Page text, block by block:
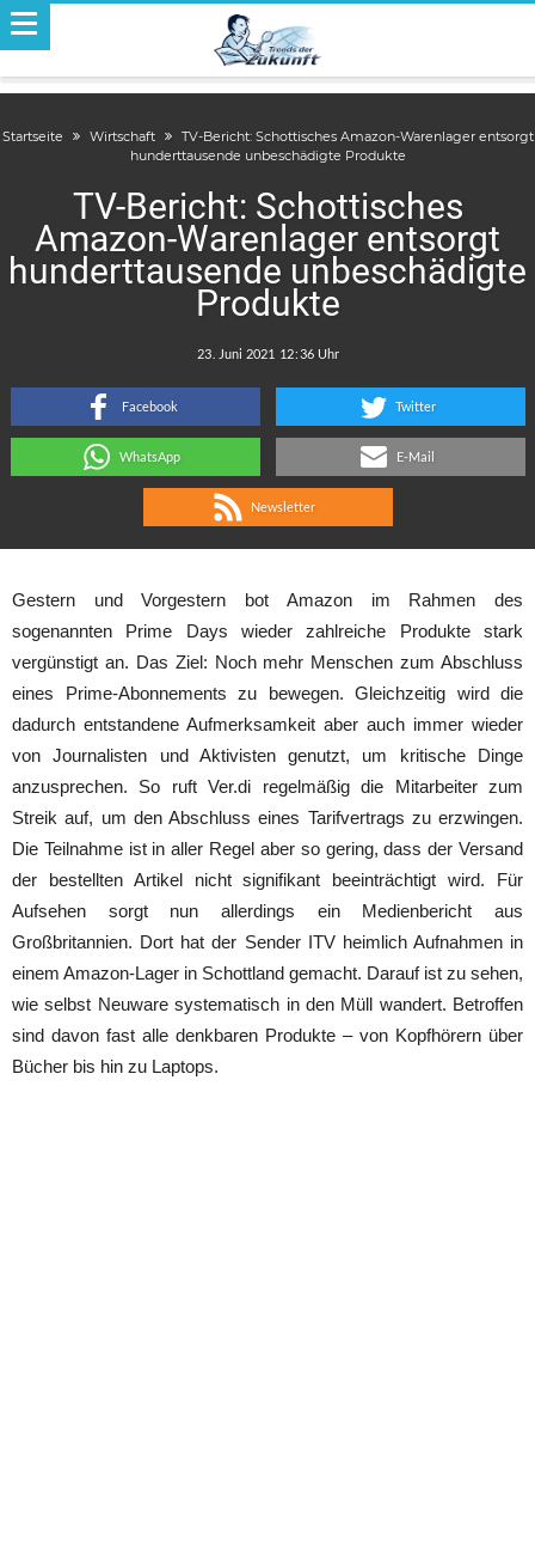
Startseite Wirtschaft
TV-Bericht: Schottisches Amazon-Warenlager entsorgt
hunderttausende unbeschädigte Produkte
TV-Bericht: Schottisches
Amazon-Warenlager entsorgt
hunderttausende unbeschädigte
Produkte
:
Facebook Twitter
WhatsApp E-Mail
Newsletter
Gestern und Vorgestern bot Amazon im Rahmen des
sogenannten Prime Days wieder zahlreiche Produkte stark
vergünstigt an. Das Ziel: Noch mehr Menschen zum Abschluss
eines Prime-Abonnements zu bewegen. Gleichzeitig wird die
dadurch entstandene Aufmerksamkeit aber auch immer wieder
von Journalisten und Aktivisten genutzt, um kritische Dinge
anzusprechen. So ruft Ver.di regelmäßig die Mitarbeiter zum
Streik auf, um den Abschluss eines Tarifvertrags zu erzwingen.
Die Teilnahme ist in aller Regel aber so gering, dass der Versand
der bestellten Artikel nicht signifikant beeinträchtigt wird. Für
Aufsehen sorgt nun allerdings ein Medienbericht aus
Großbritannien. Dort hat der Sender ITV heimlich Aufnahmen in
einem Amazon-Lager in Schottland gemacht. Darauf ist zu sehen,
wie selbst Neuware systematisch in den Müll wandert. Betroffen
sind davon fast alle denkbaren Produkte – von Kopfhörern über
Bücher bis hin zu Laptops.